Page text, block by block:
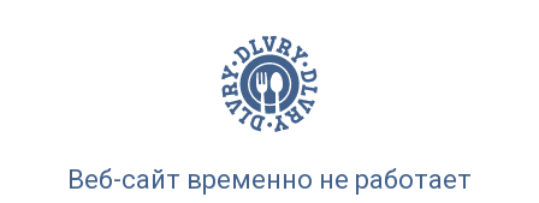
Веб-сайт временно не работает